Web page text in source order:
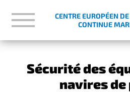
CENTRE EUROPÉEN
CONTINUE
Sécurité des
navires de